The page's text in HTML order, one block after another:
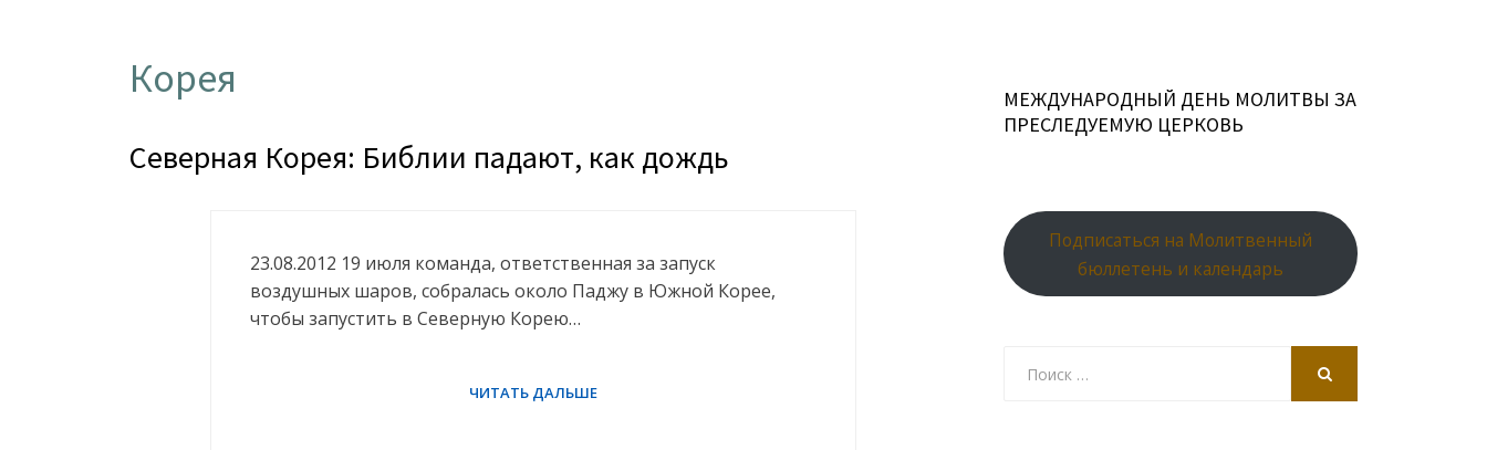
Корея
Северная Корея: Библии падают, как дождь
23.08.2012 19 июля команда, ответственная за запуск
воздушных шаров, собралась около Паджу в Южной Корее,
чтобы запустить в Северную Корею…
МЕЖДУНАРОДНЫЙ ДЕНЬ МОЛИТВЫ ЗА
ПРЕСЛЕДУЕМУЮ ЦЕРКОВЬ
Подписаться на Молитвенный
бюллетень и календарь